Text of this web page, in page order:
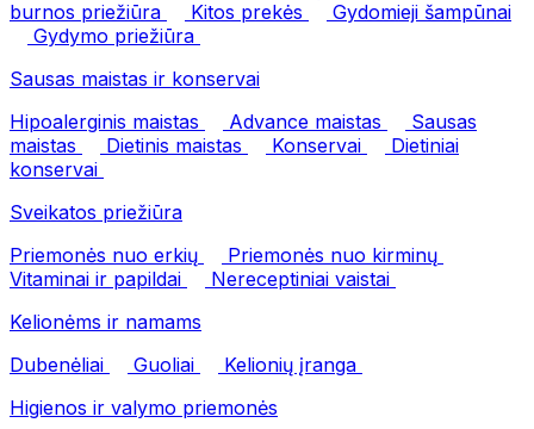
burnos priežiūra
Kitos prekės
Gydomieji šampūnai
Gydymo priežiūra
Sausas maistas ir konservai
Hipoalerginis maistas
Advance maistas
Sausas
maistas
Dietinis maistas Konservai
Dietiniai
konservai
Sveikatos priežiūra
Priemonės nuo erkių
Priemonės nuo kirminų
Vitaminai ir papildai
Nereceptiniai vaistai
Kelionėms ir namams
Dubenėliai
Guoliai
Kelionių įranga
Higienos ir valymo priemonės